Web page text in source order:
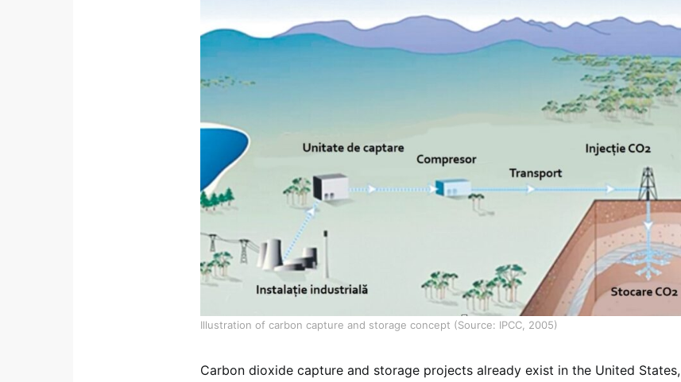
Illustration of carbon capture and storage concept (Source: IPCC, 2005)
Carbon dioxide capture and storage projects already exist in the United States,